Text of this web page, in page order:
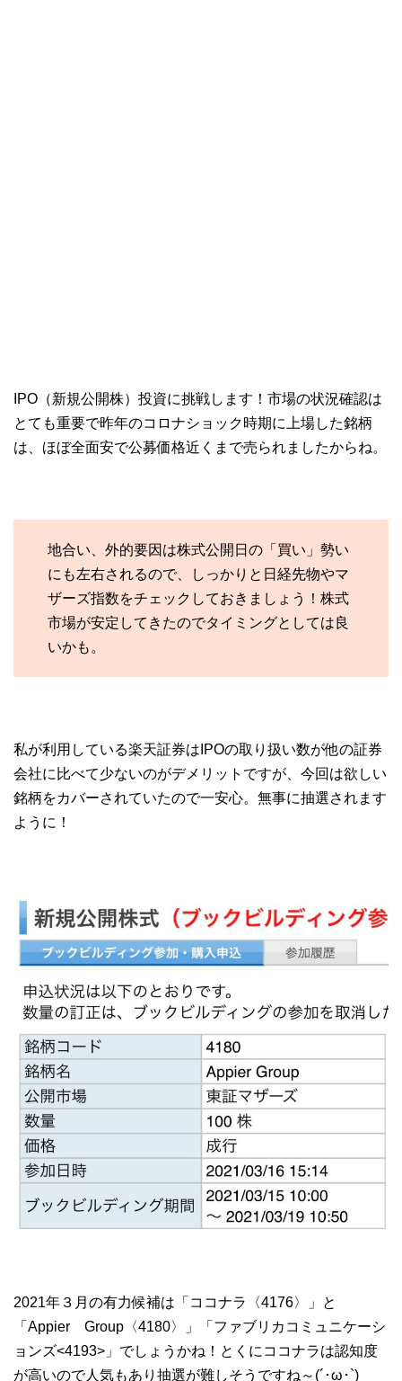
IPO（新規公開株）投資に挑戦します！市場の状況確認は
とても重要で昨年のコロナショック時期に上場した銘柄
は、ほぼ全面安で公募価格近くまで売られましたからね。
地合い、外的要因は株式公開日の「買い」勢い
にも左右されるので、しっかりと日経先物やマ
ザーズ指数をチェックしておきましょう！株式
市場が安定してきたのでタイミングとしては良
いかも。
私が利用している楽天証券はIPOの取り扱い数が他の証券
会社に比べて少ないのがデメリットですが、今回は欲しい
銘柄をカバーされていたので一安心。無事に抽選されます
ように！
2021年３月の有力候補は「ココナラ〈4176〉」と
「Appier Group〈4180〉」「ファブリカコミュニケーシ
ョンズ<4193>」でしょうかね！とくにココナラは認知度
が高いので人気もあり抽選が難しそうですね～(´･ω･`)